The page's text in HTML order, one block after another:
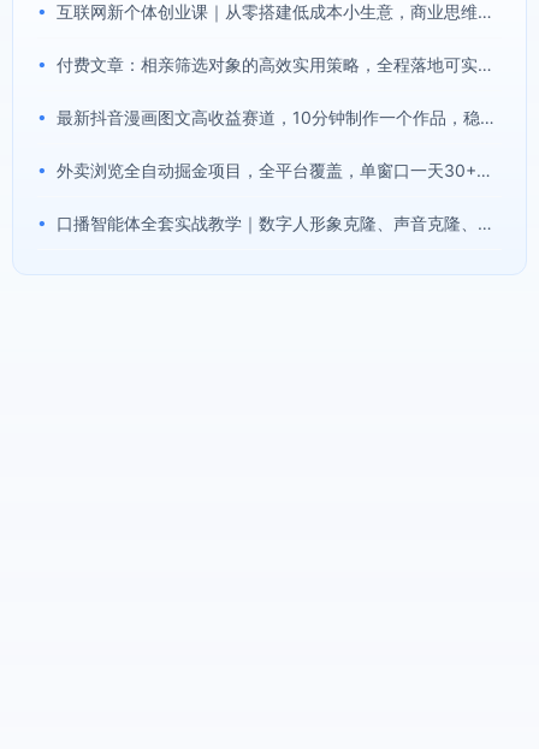
• 互联网新个体创业课｜从零搭建低成本小生意，商业思维+商业模式+流量实战+个人成长全闭环教程
• 付费文章：相亲筛选对象的高效实用策略，全程落地可实操，规避短择、利己型相亲对象
• 最新抖音漫画图文高收益赛道，10分钟制作一个作品，稳拿创作者伙伴计划收益
• 外卖浏览全自动掘金项目，全平台覆盖，单窗口一天30+，可批量矩阵做，轻松日入500+【揭秘】
• 口播智能体全套实战教学｜数字人形象克隆、声音克隆、AI视频生成、文案改写、软件配置零基础落地课